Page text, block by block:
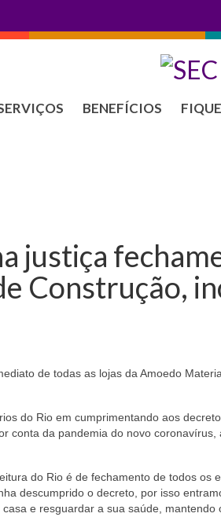
BENEFÍCIOS
justiça
Construção,
de todas as lojas da Amoedo
do Rio em cumprimentando aos
conta da pandemia do novo
do Rio é de fechamento de todos os
descumprido o decreto, por isso
e resguardar a sua saúde, mantendo